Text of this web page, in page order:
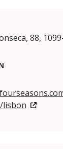
88,
lisbon